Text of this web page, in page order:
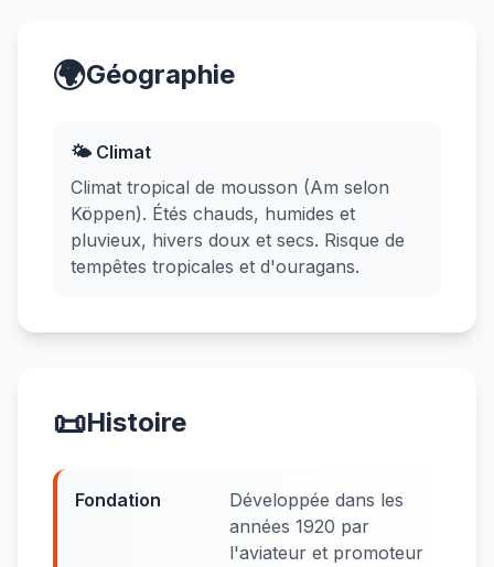
🌍Géographie
🌤️ Climat
Climat tropical de mousson (Am selon
Köppen). Étés chauds, humides et
pluvieux, hivers doux et secs. Risque de
tempêtes tropicales et d'ouragans.
📜Histoire
Fondation
Développée dans les
années 1920 par
l'aviateur et promoteur